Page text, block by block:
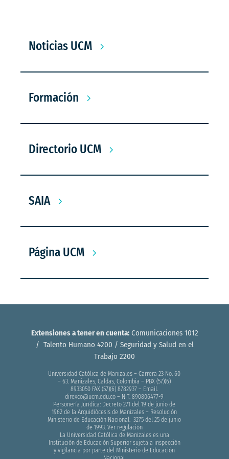
Noticias UCM
Formación
Directorio UCM
SAIA
Página UCM
Extensiones a tener en cuenta:Comunicaciones 1012
/ Talento Humano 4200 / Seguridad y Salud en el
Trabajo 2200
Universidad Católica de Manizales – Carrera 23 No. 60
– 63. Manizales, Caldas, Colombia – PBX (57)(6)
8933050 FAX (57)(6) 8782937 – Email.
direxco@ucm.edu.co – NIT: 890806477-9
Personería Jurídica: Decreto 271 del 19 de junio de
1962 de la Arquidiócesis de Manizales – Resolución
Ministerio de Educación Nacional: 3275 del 25 de junio
de 1993. Ver regulación
La Universidad Católica de Manizales es una
Institución de Educación Superior sujeta a inspección
y vigilancia por parte del Ministerio de Educación